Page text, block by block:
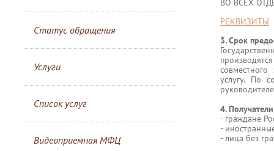
Статус обращения
Услуги
Список услуг
Видеоприемная МФЦ
ВО ВСЕХ
РЕКВИЗИТЫ
3. Срок
услугу. По
4.
- граждане
-
- лица без